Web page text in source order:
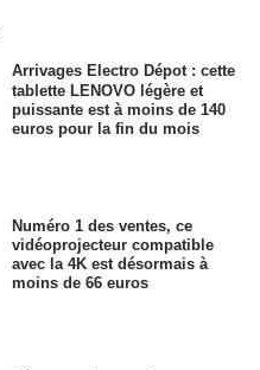
Arrivages Electro Dépot : cette
tablette LENOVO légère et
puissante est à moins de 140
euros pour la fin du mois
Numéro 1 des ventes, ce
vidéoprojecteur compatible
avec la 4K est désormais à
moins de 66 euros